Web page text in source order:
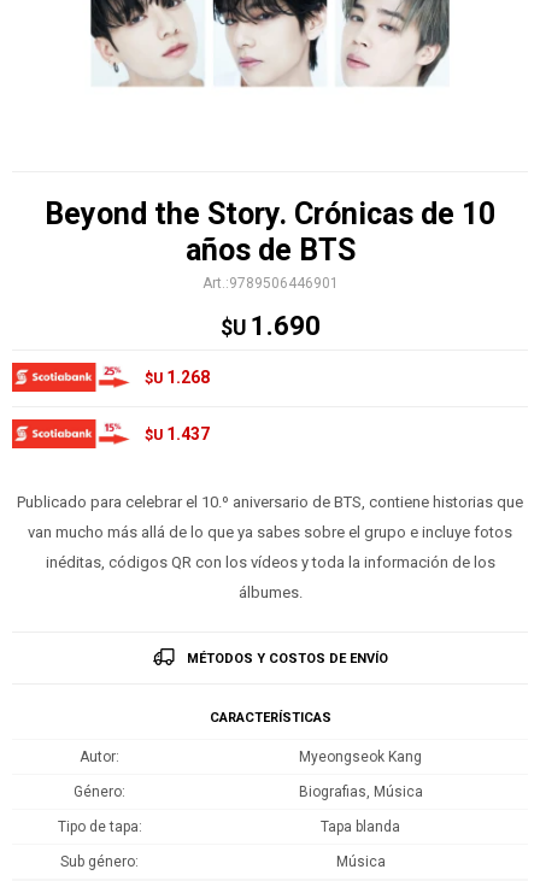
Beyond the Story. Crónicas de 10
años de BTS
9789506446901
$U 1.690
$U 1.268
$U 1.437
Publicado para celebrar el 10.º aniversario de BTS, contiene historias que
van mucho más allá de lo que ya sabes sobre el grupo e incluye fotos
inéditas, códigos QR con los vídeos y toda la información de los
álbumes.
MÉTODOS Y COSTOS DE ENVÍO
CARACTERÍSTICAS
Autor Myeongseok Kang
Género Biografias, Música
Tipo de tapa Tapa blanda
Sub género Música